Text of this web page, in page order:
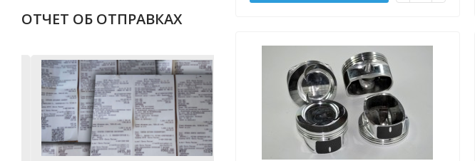
ОТЧЕТ ОБ ОТПРАВКАХ